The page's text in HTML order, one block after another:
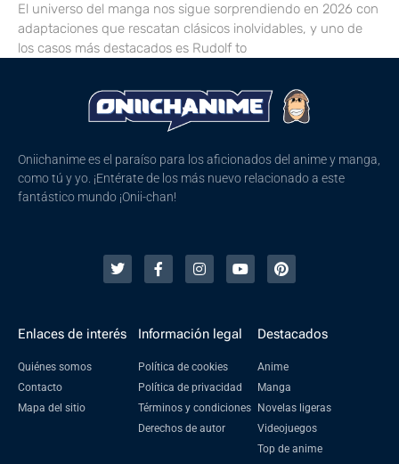
El universo del manga nos sigue sorprendiendo en 2026 con
adaptaciones que rescatan clásicos inolvidables, y uno de
los casos más destacados es Rudolf to
Oniichanime es el paraíso para los aficionados del anime y manga,
como tú y yo. ¡Entérate de los más nuevo relacionado a este
fantástico mundo ¡Onii-chan!
Enlaces de interés
Quiénes somos
Contacto
Mapa del sitio
Información legal
Política de cookies
Política de privacidad
Términos y condiciones
Derechos de autor
Destacados
Anime
Manga
Novelas ligeras
Videojuegos
Top de anime